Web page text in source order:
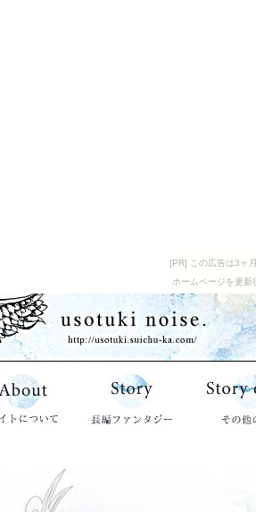
[PR] この広告は3ヶ
ホームページを更